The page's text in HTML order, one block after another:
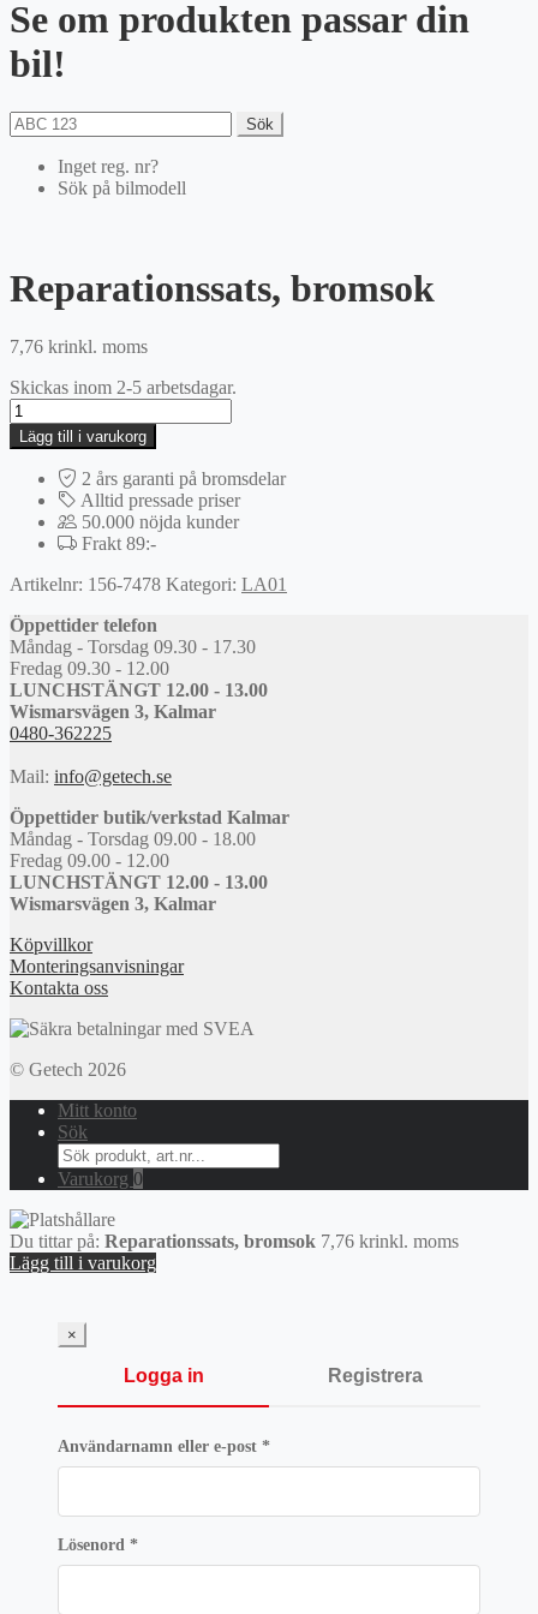
Se om produkten passar din
bil!
Sök
Inget reg. nr?
Sök på bilmodell
Reparationssats, bromsok
7,76 krinkl. moms
Skickas inom 2-5 arbetsdagar.
Reparationssats,
bromsok
mängd
Lägg till i varukorg
2 års garanti på bromsdelar
Alltid pressade priser
50.000 nöjda kunder
Frakt 89:-
Artikelnr: 156-7478 Kategori: LA01
Öppettider telefon
Måndag - Torsdag 09.30 - 17.30
Fredag 09.30 - 12.00
LUNCHSTÄNGT 12.00 - 13.00
Wismarsvägen 3, Kalmar
0480-362225
Mail: info@getech.se
Öppettider butik/verkstad Kalmar
Måndag - Torsdag 09.00 - 18.00
Fredag 09.00 - 12.00
LUNCHSTÄNGT 12.00 - 13.00
Wismarsvägen 3, Kalmar
Köpvillkor
Monteringsanvisningar
Kontakta oss
© Getech 2026
Mitt konto
Sök
Search
for:
Varukorg 0
Du tittar på: Reparationssats, bromsok 7,76 krinkl. moms
Lägg till i varukorg
×
Logga in Registrera
Användarnamn eller e-post *Obligatoriskt
Lösenord *Obligatoriskt